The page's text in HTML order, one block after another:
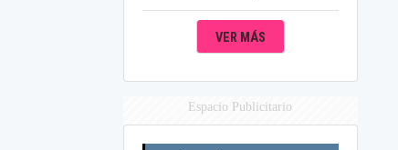
VER MÁS
Espacio Publicitario